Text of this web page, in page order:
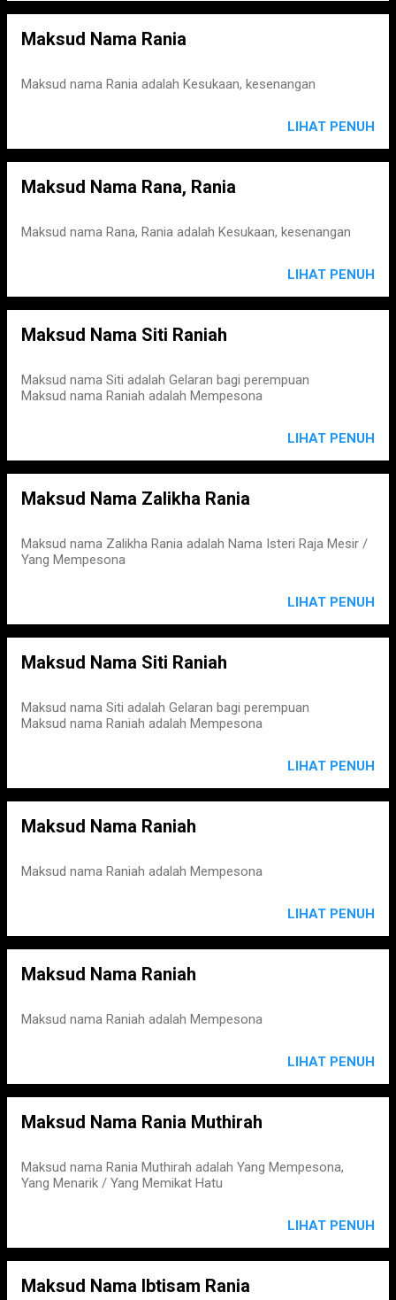
Maksud Nama Rania
Maksud nama Rania adalah Kesukaan, kesenangan
LIHAT PENUH
Maksud Nama Rana, Rania
Maksud nama Rana, Rania adalah Kesukaan, kesenangan
LIHAT PENUH
Maksud Nama Siti Raniah
Maksud nama Siti adalah Gelaran bagi perempuan
Maksud nama Raniah adalah Mempesona
LIHAT PENUH
Maksud Nama Zalikha Rania
Maksud nama Zalikha Rania adalah Nama Isteri Raja Mesir /
Yang Mempesona
LIHAT PENUH
Maksud Nama Siti Raniah
Maksud nama Siti adalah Gelaran bagi perempuan
Maksud nama Raniah adalah Mempesona
LIHAT PENUH
Maksud Nama Raniah
Maksud nama Raniah adalah Mempesona
LIHAT PENUH
Maksud Nama Raniah
Maksud nama Raniah adalah Mempesona
LIHAT PENUH
Maksud Nama Rania Muthirah
Maksud nama Rania Muthirah adalah Yang Mempesona,
Yang Menarik / Yang Memikat Hatu
LIHAT PENUH
Maksud Nama Ibtisam Rania